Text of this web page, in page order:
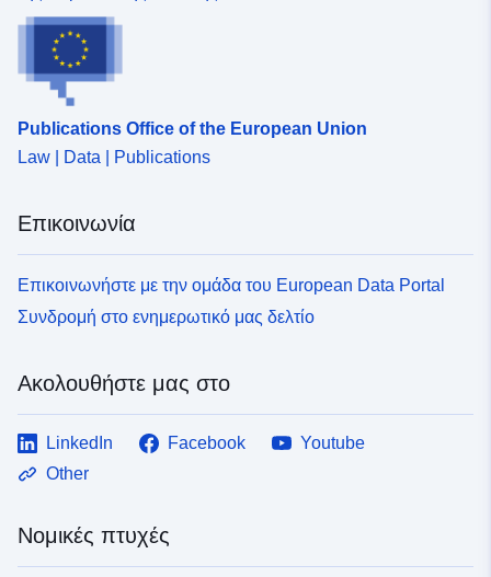
Publications Office of the European Union
Law | Data | Publications
Επικοινωνία
Επικοινωνήστε με την ομάδα του European Data Portal
Συνδρομή στο ενημερωτικό μας δελτίο
Ακολουθήστε μας στο
LinkedIn Facebook
Youtube
Other
Νομικές πτυχές